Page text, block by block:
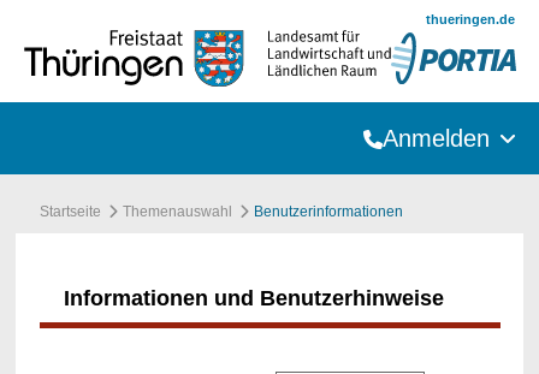
thueringen.de
Anmelden
Startseite Themenauswahl Benutzerinformationen
Informationen und Benutzerhinweise